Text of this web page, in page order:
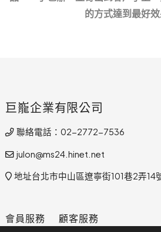
的方式達到最好
巨巃企業有限公司
聯絡電話：02-2772-7536
julon@ms24.hinet.net
地址台北市中山區遼寧街101巷2弄14
會員服務 顧客服務